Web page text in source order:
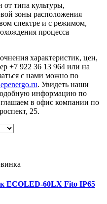
от типа культуры,
зоны расположения
спектре и с режимом,
процесса
характеристик, цен,
+7 922 36 13 964 или на
с нами можно по
. Увидеть наши
информацию по
в офис компании по
25.
ECOLED-60LX Fito IP65